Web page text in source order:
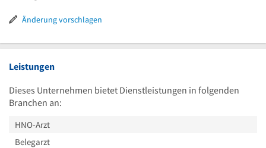
Uhr
13
Uhr
bis
Uhr
Änderung vorschlagen
Leistungen
Dieses Unternehmen bietet Dienstleistungen in folgenden
Branchen an:
HNO-Arzt
Belegarzt